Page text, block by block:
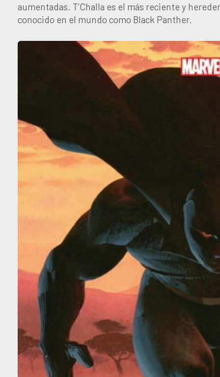
aumentadas. T’Challa es el más reciente y
conocido en el mundo como Black Panther.